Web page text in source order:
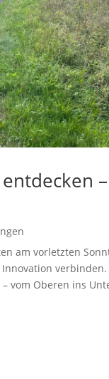
am vorletzten
vom Oberen ins